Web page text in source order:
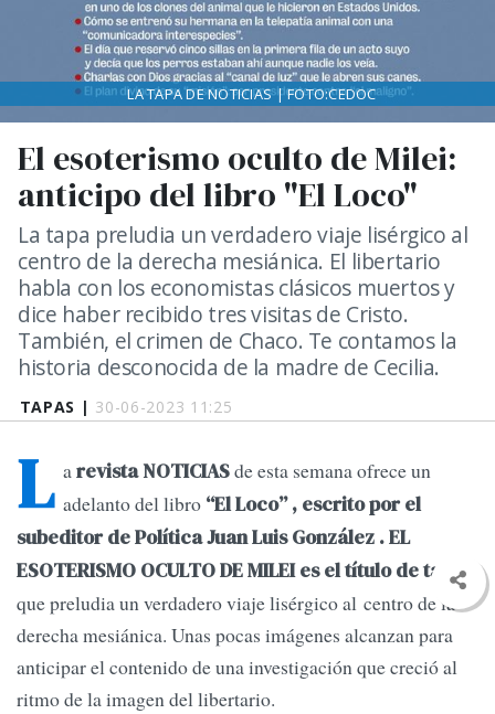
TAPAS | 30-06-2023 11:25
El esoterismo oculto de Milei:
anticipo del libro "El Loco"
La tapa preludia un verdadero viaje lisérgico al
centro de la derecha mesiánica. El libertario
habla con los economistas clásicos muertos y
dice haber recibido tres visitas de Cristo.
También, el crimen de Chaco. Te contamos la
historia desconocida de la madre de Cecilia.
LA TAPA DE NOTICIAS | FOTO:CEDOC
L arevista NOTICIASde esta semana ofrece un
adelanto del libro “El Loco” , escrito por el
subeditor de Política Juan Luis González .EL
ESOTERISMO OCULTO DE MILEI es el título de tapa
que preludia un verdadero viaje lisérgico al centro de la
derecha mesiánica. Unas pocas imágenes alcanzan para
anticipar el contenido de una investigación que creció al
ritmo de la imagen del libertario.